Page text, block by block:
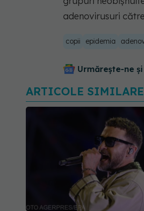
adenovirusuri
copii epidemia
Urmărește-ne
ARTICOLE SIMILARE